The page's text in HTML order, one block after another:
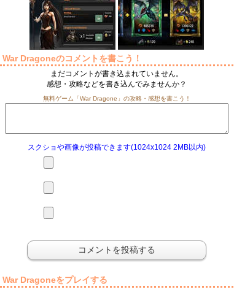
War Dragoneのコメントを書こう！
まだコメントが書き込まれていません。
感想・攻略などを書き込んでみませんか？
無料ゲーム「War Dragone」の攻略・感想を書こう！
スクショや画像が投稿できます(1024x1024 2MB以内)
War Dragoneをプレイする